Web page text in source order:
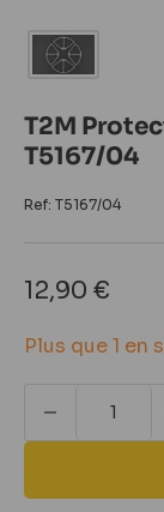
T2M
T5167/04
Ref: T5167/04
Prix
12,90 €
Plus que 1 en